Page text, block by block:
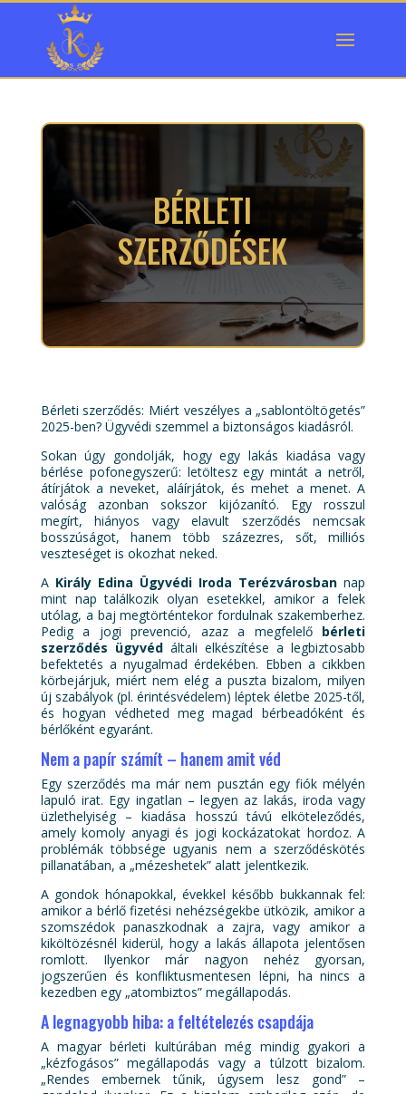
BÉRLETI
SZERZŐDÉSEK
Bérleti szerződés: Miért veszélyes a „sablontöltögetés”
2025-ben? Ügyvédi szemmel a biztonságos kiadásról.
Sokan úgy gondolják, hogy egy lakás kiadása vagy
bérlése pofonegyszerű: letöltesz egy mintát a netről,
átírjátok a neveket, aláírjátok, és mehet a menet. A
valóság azonban sokszor kijózanító. Egy rosszul
megírt, hiányos vagy elavult szerződés nemcsak
bosszúságot, hanem több százezres, sőt, milliós
veszteséget is okozhat neked.
A Király Edina Ügyvédi Iroda Terézvárosban nap
mint nap találkozik olyan esetekkel, amikor a felek
utólag, a baj megtörténtekor fordulnak szakemberhez.
Pedig a jogi prevenció, azaz a megfelelő bérleti
szerződés ügyvédáltali elkészítése a legbiztosabb
befektetés a nyugalmad érdekében. Ebben a cikkben
körbejárjuk, miért nem elég a puszta bizalom, milyen
új szabályok (pl. érintésvédelem) léptek életbe 2025-től,
és hogyan védheted meg magad bérbeadóként és
bérlőként egyaránt.
Nem a papír számít – hanem amit véd
Egy szerződés ma már nem pusztán egy fiók mélyén
lapuló irat. Egy ingatlan – legyen az lakás, iroda vagy
üzlethelyiség – kiadása hosszú távú elköteleződés,
amely komoly anyagi és jogi kockázatokat hordoz. A
problémák többsége ugyanis nem a szerződéskötés
pillanatában, a „mézeshetek” alatt jelentkezik.
A gondok hónapokkal, évekkel később bukkannak fel:
amikor a bérlő fizetési nehézségekbe ütközik, amikor a
szomszédok panaszkodnak a zajra, vagy amikor a
kiköltözésnél kiderül, hogy a lakás állapota jelentősen
romlott. Ilyenkor már nagyon nehéz gyorsan,
jogszerűen és konfliktusmentesen lépni, ha nincs a
kezedben egy „atombiztos” megállapodás.
A legnagyobb hiba: a feltételezés csapdája
A magyar bérleti kultúrában még mindig gyakori a
„kézfogásos” megállapodás vagy a túlzott bizalom.
„Rendes embernek tűnik, úgysem lesz gond” –